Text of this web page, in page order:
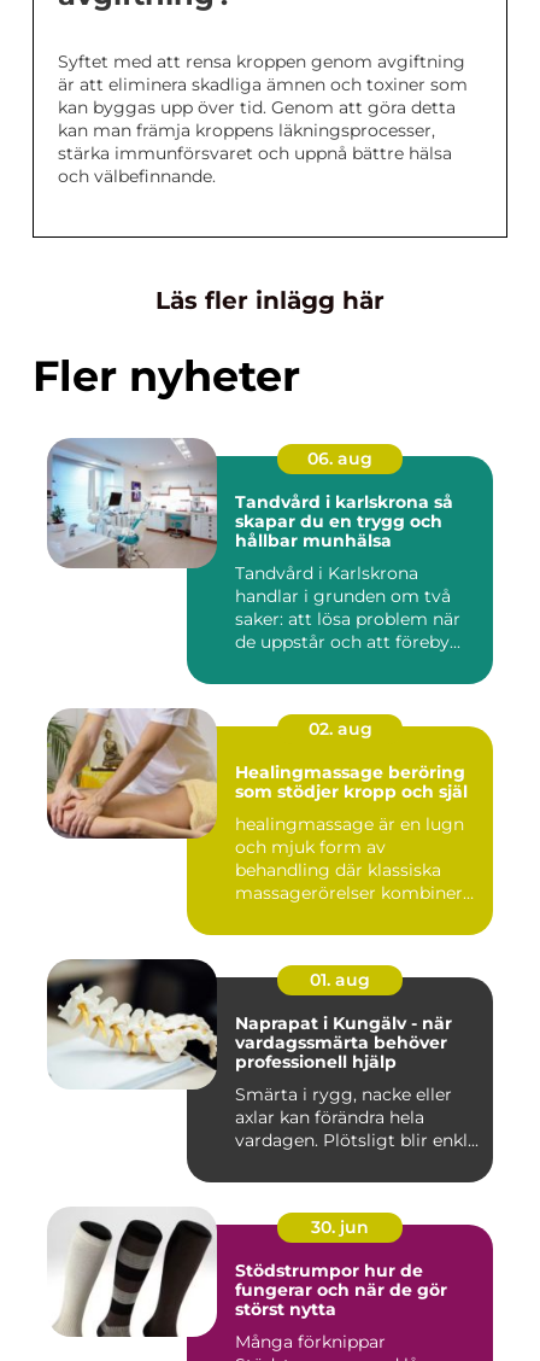
Syftet med att rensa kroppen genom avgiftning
är att eliminera skadliga ämnen och toxiner som
kan byggas upp över tid. Genom att göra detta
kan man främja kroppens läkningsprocesser,
stärka immunförsvaret och uppnå bättre hälsa
och välbefinnande.
Läs fler inlägg här
Fler nyheter
06. aug
Tandvård i karlskrona så
skapar du en trygg och
hållbar munhälsa
Tandvård i Karlskrona
handlar i grunden om två
saker: att lösa problem när
de uppstår och att föreby...
02. aug
Healingmassage beröring
som stödjer kropp och själ
healingmassage är en lugn
och mjuk form av
behandling där klassiska
massagerörelser kombineras
01. aug
Naprapat i Kungälv - när
vardagssmärta behöver
professionell hjälp
Smärta i rygg, nacke eller
axlar kan förändra hela
vardagen. Plötsligt blir enkl...
30. jun
Stödstrumpor hur de
fungerar och när de gör
störst nytta
Många förknippar